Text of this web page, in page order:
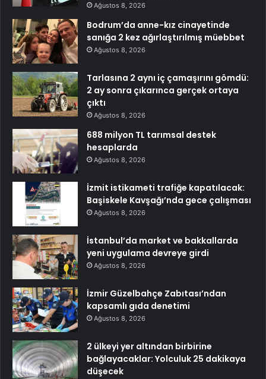
Ağustos 8, 2026
Bodrum’da anne-kız cinayetinde
sanığa 2 kez ağırlaştırılmış müebbet
Ağustos 8, 2026
Tarlasına 2 aynı iç çamaşırını gömdü:
2 ay sonra çıkarınca gerçek ortaya
çıktı
Ağustos 8, 2026
688 milyon TL tarımsal destek
hesaplarda
Ağustos 8, 2026
İzmit istikameti trafiğe kapatılacak:
Başiskele Kavşağı’nda gece çalışması
Ağustos 8, 2026
İstanbul’da market ve bakkallarda
yeni uygulama devreye girdi
Ağustos 8, 2026
İzmir Güzelbahçe Zabıtası’ndan
kapsamlı gıda denetimi
Ağustos 8, 2026
2 ülkeyi yer altından birbirine
bağlayacaklar: Yolculuk 25 dakikaya
düşecek